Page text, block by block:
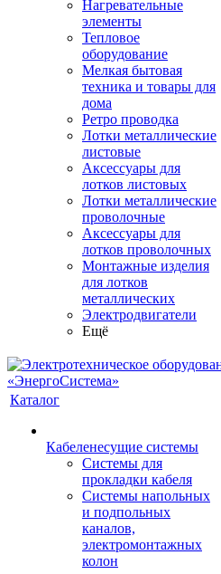
Нагревательные
элементы
Тепловое
оборудование
Мелкая бытовая
техника и товары для
дома
Ретро проводка
Лотки металлические
листовые
Аксессуары для
лотков листовых
Лотки металлические
проволочные
Аксессуары для
лотков проволочных
Монтажные изделия
для лотков
металлических
Электродвигатели
Ещё
Каталог
Кабеленесущие системы
Системы для
прокладки кабеля
Системы напольных
и подпольных
каналов,
электромонтажных
колон